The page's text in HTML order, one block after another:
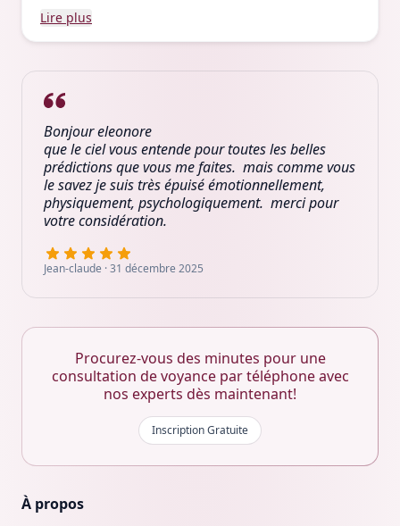
Lire plus
Bonjour eleonore
que le ciel vous entende pour toutes les belles
prédictions que vous me faites.  mais comme vous
le savez je suis très épuisé émotionnellement,
physiquement, psychologiquement.  merci pour
votre considération.
Jean-claude ·31 décembre 2025
Procurez-vous des minutes pour une
consultation de voyance par téléphone avec
nos experts dès maintenant!
Inscription Gratuite
À propos